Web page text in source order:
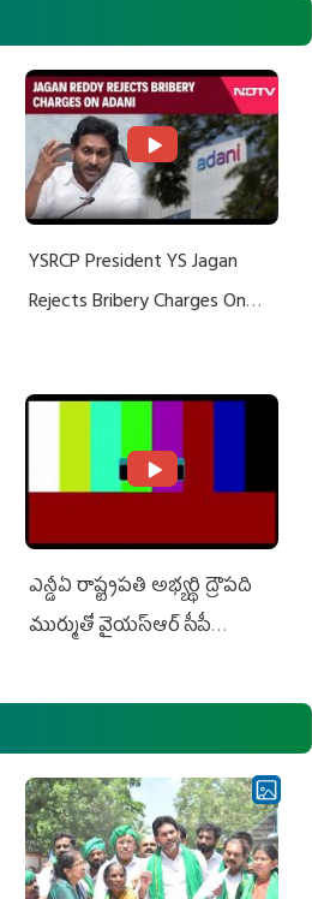
YSRCP President YS Jagan
Rejects Bribery Charges On
ఎన్డీఏ రాష్ట్ర‌ప‌తి అభ్య‌ర్థి ద్రౌప‌ది
ముర్ముతో వైయ‌స్ఆర్ సీపీ
ఎమ్మెల్యేలు, ఎంపీల స‌మావేశం